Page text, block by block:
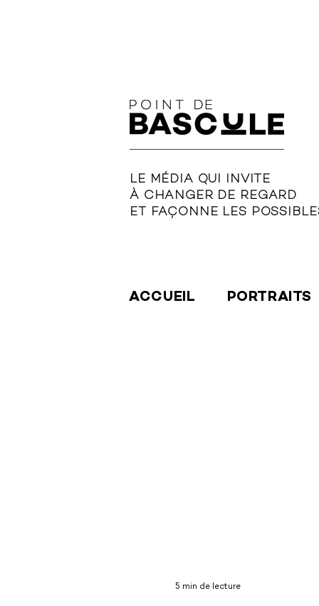
LE MÉDIA QUI INVITE
À CHANGER DE REGARD
ET FAÇONNE LES
ACCUEIL PORTRAITS
5 min de lecture